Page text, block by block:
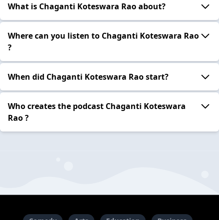
What is Chaganti Koteswara Rao about?
Where can you listen to Chaganti Koteswara Rao
?
When did Chaganti Koteswara Rao start?
Who creates the podcast Chaganti Koteswara
Rao ?